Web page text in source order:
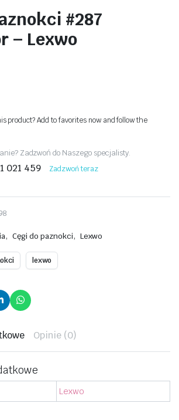
#287
– Lexwo
product? Add to favorites now and follow the
Zadzwoń do Naszego specjalisty.
021 459 Zadzwoń teraz
, Cęgi do paznokci, Lexwo
lexwo
Opinie (0)
Lexwo